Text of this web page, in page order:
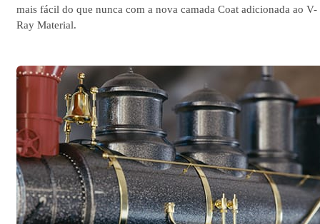
mais fácil do que nunca com a nova camada Coat adicionada ao V-
Ray Material.